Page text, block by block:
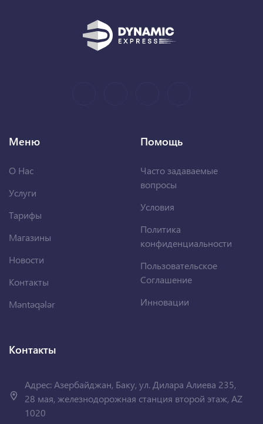
Меню
О Нас
Услуги
Тарифы
Магазины
Новости
Контакты
Məntəqələr
Помощь
Часто задаваемые
вопросы
Условия
Политика
конфиденциальности
Пользовательское
Соглашение
Инновации
Контакты
Адрес: Азербайджан, Баку, ул. Дилара Алиева 235,
28 мая, железнодорожная станция второй этаж, AZ
1020